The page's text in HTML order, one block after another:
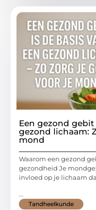
Een gezond
gezond lichaam:
mond
Waarom een gezond
gezondheid Je
invloed op je lichaam
...
Tandheelkunde